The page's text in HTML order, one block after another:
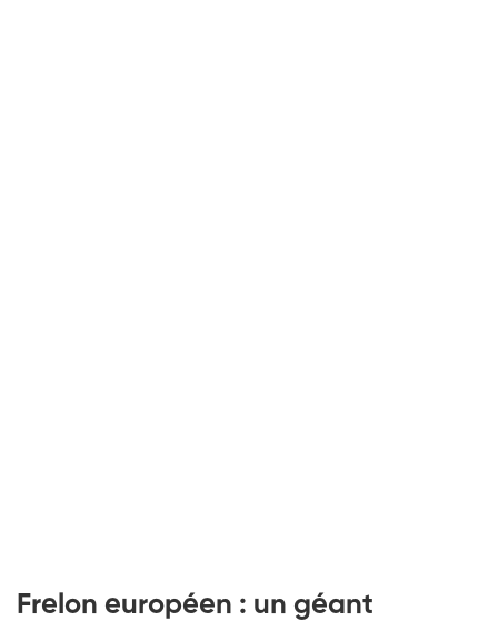
Frelon européen : un géant